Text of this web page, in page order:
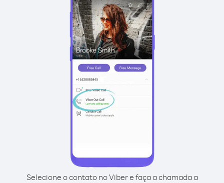
Selecione o contato no Viber e faça a chamada a